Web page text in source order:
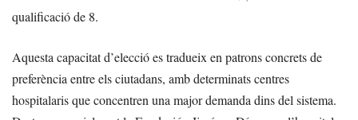
qualificació de 8.
Aquesta capacitat d’elecció es tradueix en patrons concrets de
preferència entre els ciutadans, amb determinats centres
hospitalaris que concentren una major demanda dins del sistema.